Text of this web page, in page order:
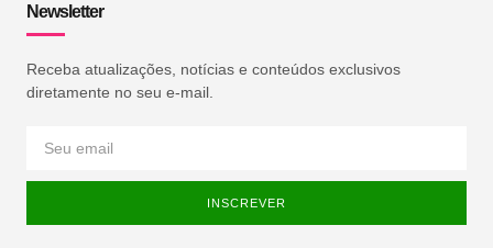
Newsletter
Receba atualizações, notícias e conteúdos exclusivos
diretamente no seu e-mail.
INSCREVER